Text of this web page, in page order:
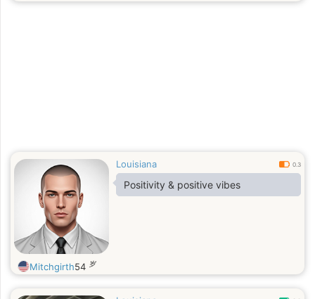
Louisiana 0.3
Positivity & positive vibes
Mitchgirth54 岁